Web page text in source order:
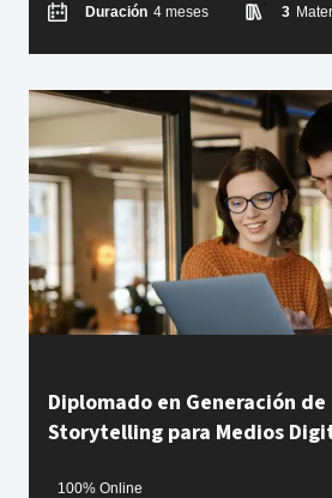
Duración 4 meses 3
Diplomado en Generación
Storytelling para Medios
100% Online